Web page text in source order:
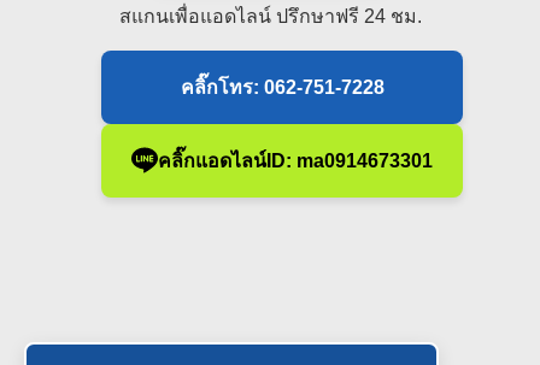
สแกนเพื่อแอดไลน์ ปรึกษาฟรี 24 ชม.
คลิ๊กโทร: 062-751-7228
คลิ๊กแอดไลน์ID: ma0914673301